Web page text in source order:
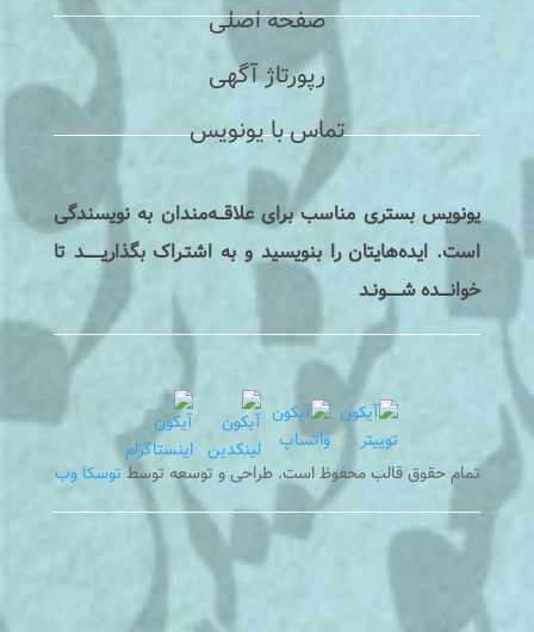
تمام حقوق قالب محفوظ است. طراحی و توسعه توسطتوسکا وب
یونویس بستری مناسب برای علاقـــه‌مندان به نویسندگی
است. ایده‌هایتان را بنویسید و به اشتـراک بگذاریـــــــد تا
خوانــــده شــــــونـد
صفحه اصلی
رپورتاژ آگهی
تماس با یونویس